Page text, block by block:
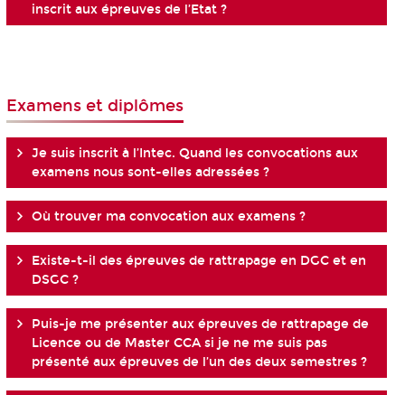
inscrit aux épreuves de l’Etat ?
Examens et diplômes
Je suis inscrit à l’Intec. Quand les convocations aux
examens nous sont-elles adressées ?
Où trouver ma convocation aux examens ?
Existe-t-il des épreuves de rattrapage en DGC et en
DSGC ?
Puis-je me présenter aux épreuves de rattrapage de
Licence ou de Master CCA si je ne me suis pas
présenté aux épreuves de l’un des deux semestres ?